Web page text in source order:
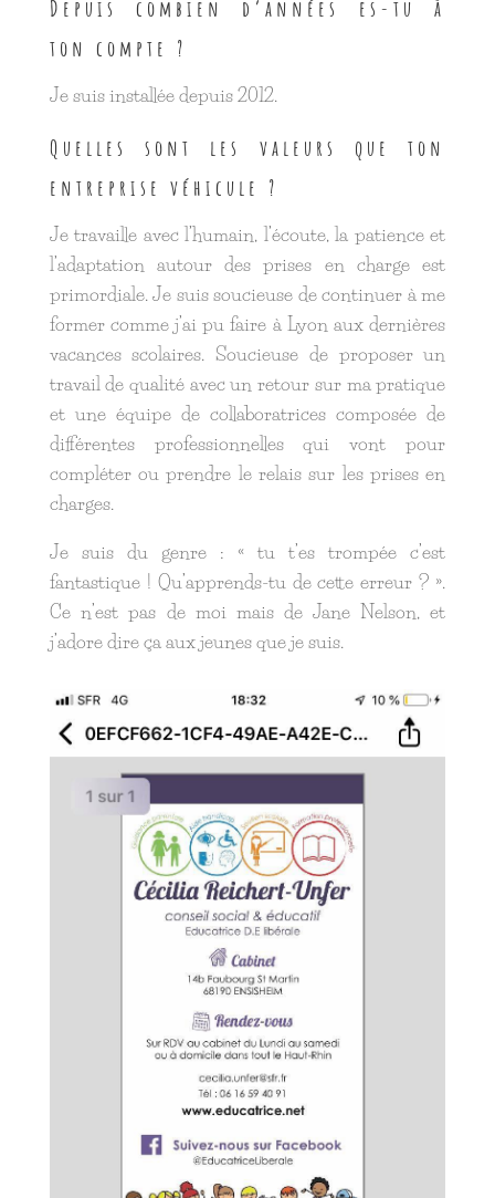
Depuis combien d’années es-tu à
ton compte ?
Je suis installée depuis 2012.
Quelles sont les valeurs que ton
entreprise véhicule ?
Je travaille avec l’humain, l’écoute, la patience et
l’adaptation autour des prises en charge est
primordiale. Je suis soucieuse de continuer à me
former comme j’ai pu faire à Lyon aux dernières
vacances scolaires. Soucieuse de proposer un
travail de qualité avec un retour sur ma pratique
et une équipe de collaboratrices composée de
différentes professionnelles qui vont pour
compléter ou prendre le relais sur les prises en
charges.
Je suis du genre : « tu t’es trompée c’est
fantastique ! Qu’apprends-tu de cette erreur ? ».
Ce n’est pas de moi mais de Jane Nelson, et
j’adore dire ça aux jeunes que je suis.